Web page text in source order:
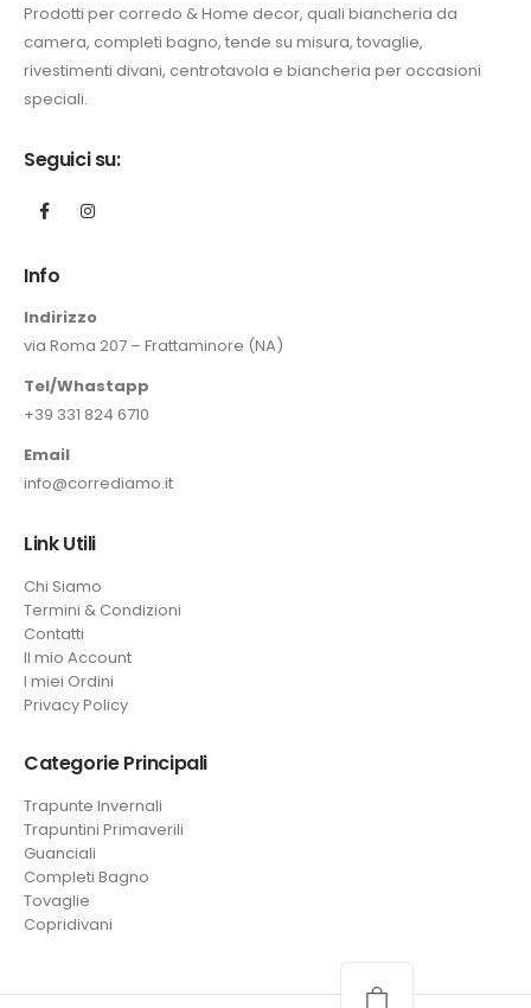
Prodotti per corredo & Home decor, quali biancheria da
camera, completi bagno, tende su misura, tovaglie,
rivestimenti divani, centrotavola e biancheria per occasioni
speciali.
Seguici su:
Info
Indirizzo
via Roma 207 – Frattaminore (NA)
Tel/Whastapp
+39 331 824 6710
Email
info@corrediamo.it
Link Utili
Chi Siamo
Termini & Condizioni
Contatti
Il mio Account
I miei Ordini
Privacy Policy
Categorie Principali
Trapunte Invernali
Trapuntini Primaverili
Guanciali
Completi Bagno
Tovaglie
Copridivani